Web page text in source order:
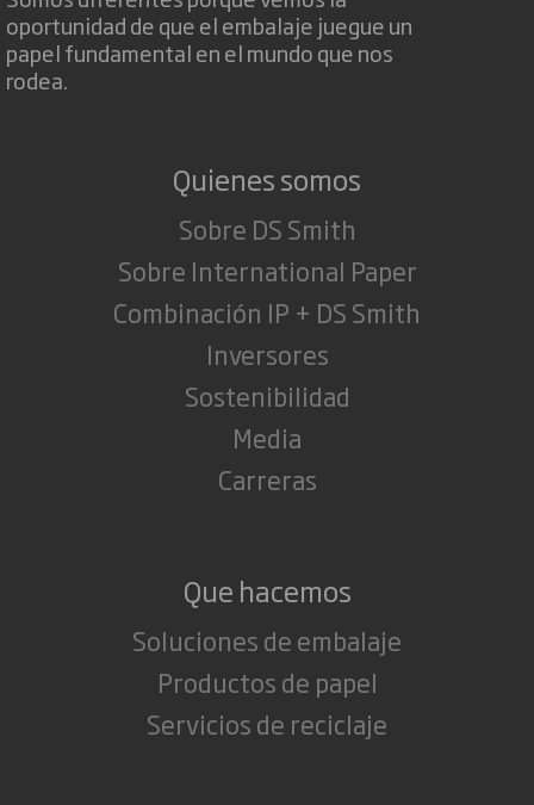
oportunidad de que el embalaje juegue un
papel fundamental en el mundo que nos
rodea.
Quienes somos
Sobre DS Smith
Sobre International Paper
Combinación IP + DS Smith
Inversores
Sostenibilidad
Media
Carreras
Que hacemos
Soluciones de embalaje
Productos de papel
Servicios de reciclaje